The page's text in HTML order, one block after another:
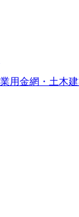
用金網・土木